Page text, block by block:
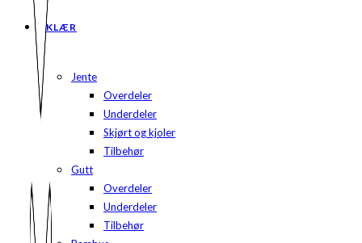
KLÆR
Jente
Overdeler
Underdeler
Skjørt og kjoler
Tilbehør
Gutt
Overdeler
Underdeler
Tilbehør